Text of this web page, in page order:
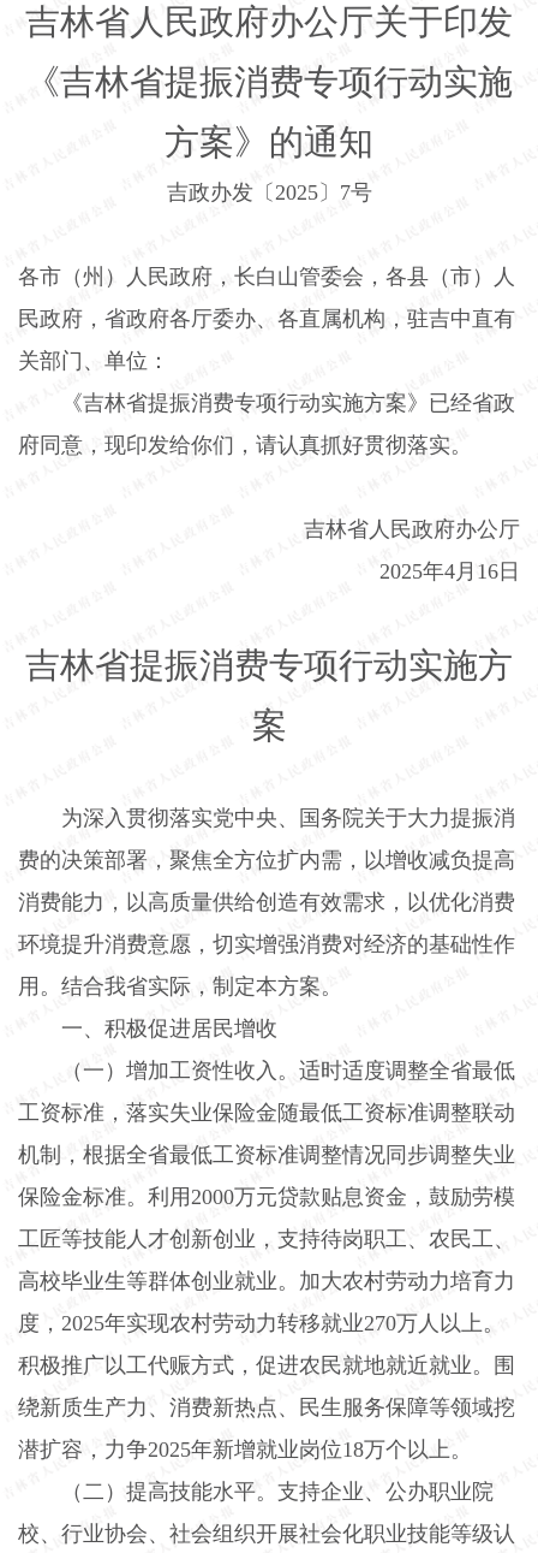
吉林省人民政府办公厅关于印发
《吉林省提振消费专项行动实施
方案》的通知
吉政办发〔2025〕 7号
各市（州）人民政府，长白山管委会，各县（市）人
民政府，省政府各厅委办、各直属机构，驻吉中直有
关部门、单位：
《吉林省提振消费专项行动实施方案》已经省政
府同意，现印发给你们，请认真抓好贯彻落实。
吉林省人民政府办公厅
2025年4 月 16日
吉林省提振消费专项行动实施方
案
为深入贯彻落实党中央、国务院关于大力提振消
费的决策部署，聚焦全方位扩内需，以增收减负提高
消费能力，以高质量供给创造有效需求，以优化消费
环境提升消费意愿，切实增强消费对经济的基础性作
用。结合我省实际，制定本方案。
一、积极促进居民增收
（一）增加工资性收入。 适时适度调整全省最低
工资标准，落实失业保险金随最低工资标准调整联动
机制，根据全省最低工资标准调整情况同步调整失业
保险金标准。利用 2000万元贷款贴息资金，鼓励劳模
工匠等技能人才创新创业，支持待岗职工、农民工、
高校毕业生等群体创业就业。加大农村劳动力培育力
度， 2025年实现农村劳动力转移就业270万人以上。
积极推广以工代赈方式，促进农民就地就近就业。围
绕新质生产力、消费新热点、民生服务保障等领域挖
潜扩容，力争2025年新增就业岗位18万个以上。
（二）提高技能水平。 支持企业、公办职业院
校、行业协会、社会组织开展社会化职业技能等级认